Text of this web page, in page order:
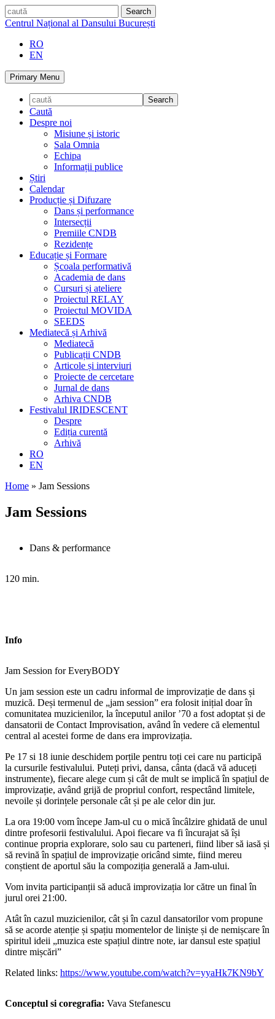
Skip
to
caută
Centrul Național al Dansului București
RO
EN
Primary Menu
Caută
Despre noi
Misiune și istoric
Sala Omnia
Echipa
Informații publice
Știri
Calendar
Producție și Difuzare
Dans și performance
Intersecții
Premiile CNDB
Rezidențe
Educație și Formare
Școala performativă
Academia de dans
Cursuri și ateliere
Proiectul RELAY
Proiectul MOVIDA
SEEDS
Mediatecă și Arhivă
Mediatecă
Publicații CNDB
Articole și interviuri
Proiecte de cercetare
Jurnal de dans
Arhiva CNDB
Festivalul IRIDESCENT
Despre
Ediția curentă
Arhivă
RO
EN
Home » Jam Sessions
Jam Sessions
Dans & performance
120 min.
Info
Jam Session for EveryBODY
Un jam session este un cadru informal de improvizație de dans și
muzică. Deși termenul de „jam session” era folosit inițial doar în
comunitatea muzicienilor, la începutul anilor ’70 a fost adoptat și de
dansatorii de Contact Improvisation, având în vedere că elementul
central al acestei forme de dans era improvizația.
Pe 17 si 18 iunie deschidem porțile pentru toți cei care nu participă
la cursurile festivalului. Puteți privi, dansa, cânta (dacă vă aduceți
instrumente), fiecare alege cum și cât de mult se implică în spațiul de
improvizație, având grijă de propriul confort, respectând limitele,
nevoile și dorințele personale cât și pe ale celor din jur.
La ora 19:00 vom începe Jam-ul cu o mică încâlzire ghidată de unul
dintre profesorii festivalului. Apoi fiecare va fi încurajat să își
continue propria explorare, solo sau cu parteneri, fiind liber să iasă și
să revină în spațiul de improvizație oricând simte, fiind mereu
conștient de aportul său la compoziția generală a Jam-ului.
Vom invita participanții să aducă improvizația lor către un final în
jurul orei 21:00.
Atât în cazul muzicienilor, cât și în cazul dansatorilor vom propune
să se acorde atenție și spațiu momentelor de liniște și de nemișcare în
spiritul ideii „muzica este spațiul dintre note, iar dansul este spațiul
dintre mișcări”
Related links: https://www.youtube.com/watch?v=yyaHk7KN9bY
Conceptul si coregrafia: Vava Stefanescu